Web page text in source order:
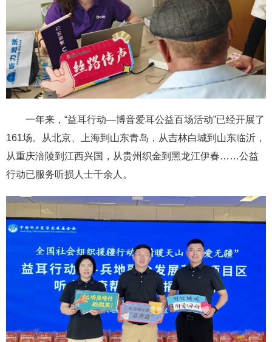
一年来，“益耳行动—博音爱耳公益百场活动”已经开展了
161场。从北京、上海到山东青岛，从吉林白城到山东临沂，
从重庆涪陵到江西兴国，从贵州织金到黑龙江伊春……公益
行动已服务听损人士千余人。